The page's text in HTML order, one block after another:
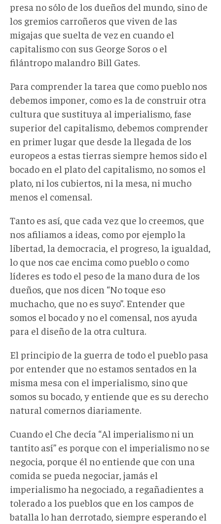
presa no sólo de los dueños del mundo, sino de
los gremios carroñeros que viven de las
migajas que suelta de vez en cuando el
capitalismo con sus George Soros o el
filántropo malandro Bill Gates.
Para comprender la tarea que como pueblo nos
debemos imponer, como es la de construir otra
cultura que sustituya al imperialismo, fase
superior del capitalismo, debemos comprender
en primer lugar que desde la llegada de los
europeos a estas tierras siempre hemos sido el
bocado en el plato del capitalismo, no somos el
plato, ni los cubiertos, ni la mesa, ni mucho
menos el comensal.
Tanto es así, que cada vez que lo creemos, que
nos afiliamos a ideas, como por ejemplo la
libertad, la democracia, el progreso, la igualdad,
lo que nos cae encima como pueblo o como
líderes es todo el peso de la mano dura de los
dueños, que nos dicen “No toque eso
muchacho, que no es suyo”. Entender que
somos el bocado y no el comensal, nos ayuda
para el diseño de la otra cultura.
El principio de la guerra de todo el pueblo pasa
por entender que no estamos sentados en la
misma mesa con el imperialismo, sino que
somos su bocado, y entiende que es su derecho
natural comernos diariamente.
Cuando el Che decía “Al imperialismo ni un
tantito así” es porque con el imperialismo no se
negocia, porque él no entiende que con una
comida se pueda negociar, jamás el
imperialismo ha negociado, a regañadientes a
tolerado a los pueblos que en los campos de
batalla lo han derrotado, siempre esperando el